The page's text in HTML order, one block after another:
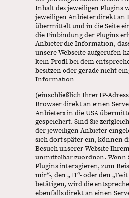
Inhalt des jeweiligen Plugins
jeweiligen Anbieter direkt an
übermittelt und in die Seite
die Einbindung der Plugins
Anbieter die Information,
unsere Webseite aufgerufen
kein Profil bei dem
besitzen oder gerade nicht
Information
(einschließlich Ihrer IP-
Browser direkt an einen
Anbieters in die USA
gespeichert. Sind Sie
der jeweiligen Anbieter
sich dort später ein, können
Besuch unserer Website
unmittelbar zuordnen. Wenn
Plugins interagieren, zum
mir“-, den „+1“- oder den
betätigen, wird die
ebenfalls direkt an einen